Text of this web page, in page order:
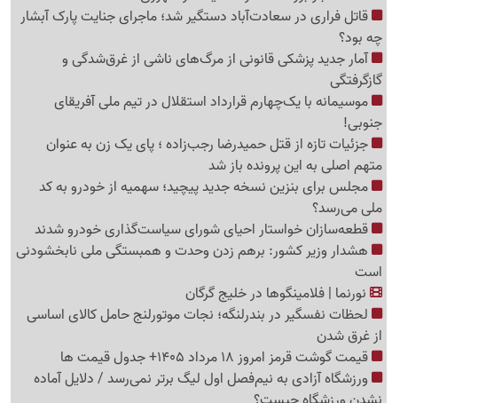
قاتل فراری در سعادت‌آباد دستگیر شد؛ ماجرای جنایت پارک آبشار
چه بود؟
آمار جدید پزشکی قانونی از مرگ‌های ناشی از غرق‌شدگی و
گازگرفتگی
موسیمانه با یک‌چهارم قرارداد استقلال در تیم ملی آفریقای
جنوبی!
جزئیات تازه از قتل حمیدرضا رجب‌زاده ؛ پای یک زن به عنوان
متهم اصلی به این پرونده باز شد
مجلس برای بنزین نسخه جدید پیچید؛ سهمیه از خودرو به کد
ملی می‌رسد؟
قطعه‌سازان خواستار احیای شورای سیاست‌گذاری خودرو شدند
هشدار وزیر کشور: برهم زدن وحدت و همبستگی ملی نابخشودنی
است
نورنما | فلامینگوها در خلیج گرگان
لحظات نفسگیر در بندرلنگه؛ نجات موتورلنج حامل کالای اساسی
از غرق شدن
قیمت گوشت قرمز امروز 18 مرداد 1405+ جدول قیمت ها
ورزشگاه آزادی به نیم‌فصل اول لیگ برتر نمی‌رسد / دلایل آماده